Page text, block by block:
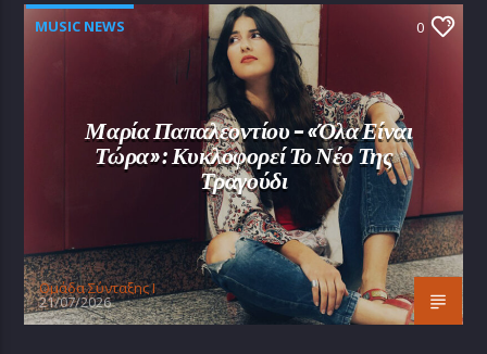
MUSIC NEWS 0
Μαρία Παπαλεοντίου – «Όλα Είναι
Τώρα»: Κυκλοφορεί Το Νέο Της
Τραγούδι
Oμάδα Σύνταξης Ι
21/07/2026